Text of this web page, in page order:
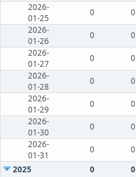
2026-
01-25
0 0
2026-
01-26
0 0
2026-
01-27
0 0
2026-
01-28
0 0
2026-
01-29
0 0
2026-
01-30
0 0
2026-
01-31
0 0
2025
0 0